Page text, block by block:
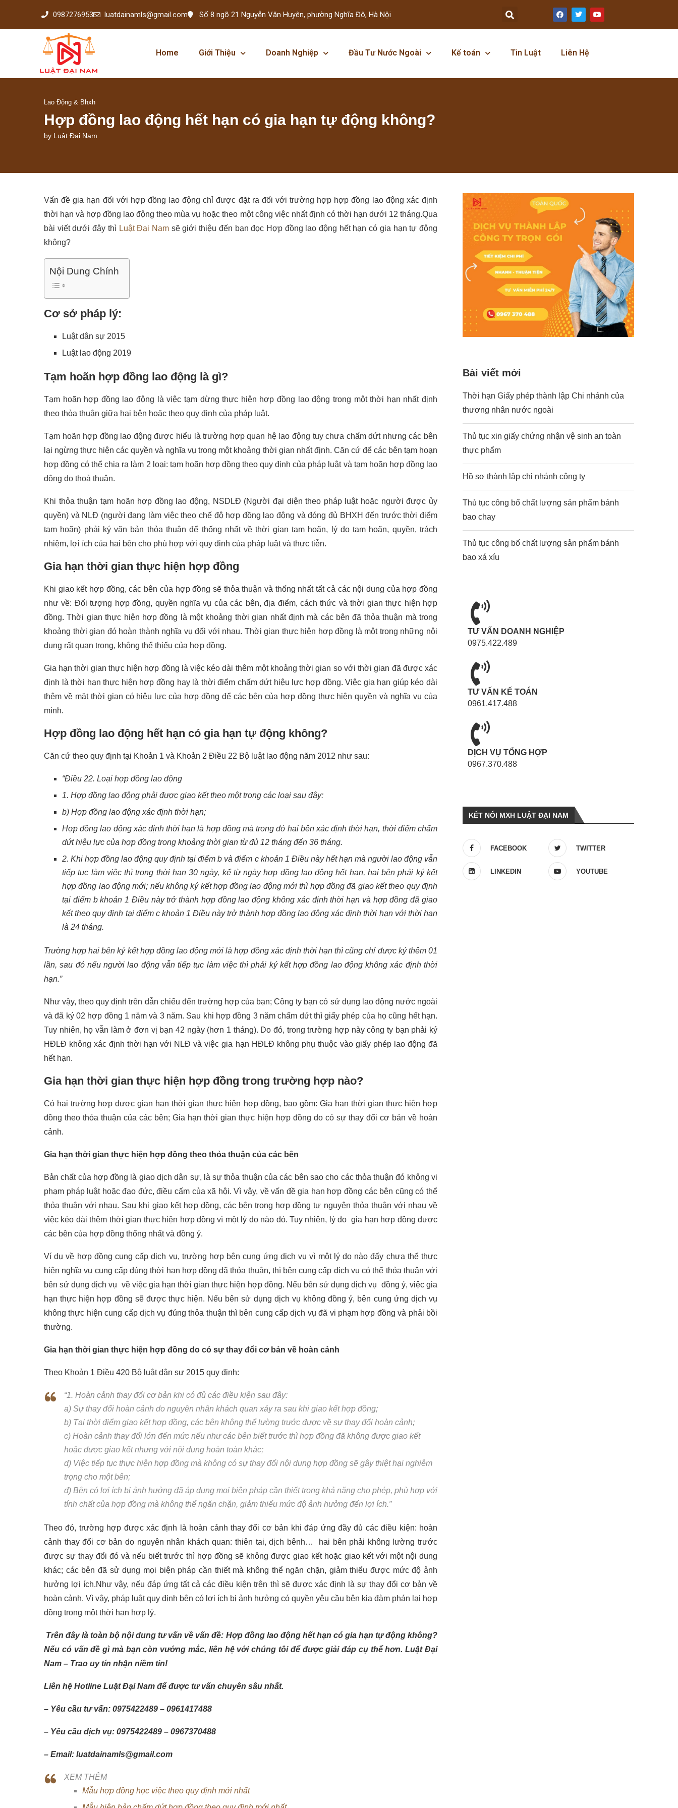
0987276953 luatdainamls@gmail.com Số 8 ngõ 21 Nguyễn Văn Huyên, phường Nghĩa Đô, Hà Nội
Home Giới Thiệu Doanh Nghiệp Đầu Tư Nước Ngoài Kế toán Tin Luật Liên Hệ
Lao Động & Bhxh
Hợp đồng lao động hết hạn có gia hạn tự động không?
by Luật Đại Nam
Vấn đề gia hạn đối với hợp đồng lao động chỉ được đặt ra đối với trường hợp hợp đồng lao động xác định
thời hạn và hợp đồng lao động theo mùa vụ hoặc theo một công việc nhất định có thời hạn dưới 12 tháng.Qua
bài viết dưới đây thì Luật Đại Namsẽ giới thiệu đến bạn đọc Hợp đồng lao động hết hạn có gia hạn tự động
không?
Nội Dung Chính
Cơ sở pháp lý:
Luật dân sự 2015
Luật lao động 2019
Tạm hoãn hợp đồng lao động là gì?
Tạm hoãn hợp đồng lao động là việc tạm dừng thực hiện hợp đồng lao động trong một thời hạn nhất định
theo thỏa thuận giữa hai bên hoặc theo quy định của pháp luật.
Tạm hoãn hợp đồng lao động được hiểu là trường hợp quan hệ lao động tuy chưa chấm dứt nhưng các bên
lại ngừng thực hiện các quyền và nghĩa vụ trong một khoảng thời gian nhất định. Căn cứ để các bên tạm hoạn
hợp đồng có thể chia ra làm 2 loại: tạm hoãn hợp đồng theo quy định của pháp luật và tạm hoãn hợp đồng lao
động do thoả thuận.
Khi thỏa thuận tạm hoãn hợp đồng lao động, NSDLĐ (Người đại diện theo pháp luật hoặc người được ủy
quyền) và NLĐ (người đang làm việc theo chế độ hợp đồng lao động và đóng đủ BHXH đến trước thời điểm
tạm hoãn) phải ký văn bản thỏa thuận để thống nhất về thời gian tạm hoãn, lý do tạm hoãn, quyền, trách
nhiệm, lợi ích của hai bên cho phù hợp với quy định của pháp luật và thực tiễn.
Gia hạn thời gian thực hiện hợp đồng
Khi giao kết hợp đồng, các bên của hợp đồng sẽ thỏa thuận và thống nhất tất cả các nội dung của hợp đồng
như về: Đối tượng hợp đồng, quyền nghĩa vụ của các bên, địa điểm, cách thức và thời gian thực hiện hợp
đồng. Thời gian thực hiện hợp đồng là một khoảng thời gian nhất định mà các bên đã thỏa thuận mà trong
khoảng thời gian đó hoàn thành nghĩa vụ đối với nhau. Thời gian thực hiện hợp đồng là một trong những nội
dung rất quan trọng, không thể thiếu của hợp đồng.
Gia hạn thời gian thực hiện hợp đồng là việc kéo dài thêm một khoảng thời gian so với thời gian đã được xác
định là thời hạn thực hiện hợp đồng hay là thời điểm chấm dứt hiệu lực hợp đồng. Việc gia hạn giúp kéo dài
thêm về mặt thời gian có hiệu lực của hợp đồng để các bên của hợp đồng thực hiện quyền và nghĩa vụ của
mình.
Hợp đồng lao động hết hạn có gia hạn tự động không?
Căn cứ theo quy định tại Khoản 1 và Khoản 2 Điều 22 Bộ luật lao động năm 2012 như sau:
“Điều 22. Loại hợp đồng lao động
1. Hợp đồng lao động phải được giao kết theo một trong các loại sau đây:
b) Hợp đồng lao động xác định thời hạn;
Hợp đồng lao động xác định thời hạn là hợp đồng mà trong đó hai bên xác định thời hạn, thời điểm chấm
dứt hiệu lực của hợp đồng trong khoảng thời gian từ đủ 12 tháng đến 36 tháng.
2. Khi hợp đồng lao động quy định tại điểm b và điểm c khoản 1 Điều này hết hạn mà người lao động vẫn
tiếp tục làm việc thì trong thời hạn 30 ngày, kể từ ngày hợp đồng lao động hết hạn, hai bên phải ký kết
hợp đồng lao động mới; nếu không ký kết hợp đồng lao động mới thì hợp đồng đã giao kết theo quy định
tại điểm b khoản 1 Điều này trở thành hợp đồng lao động không xác định thời hạn và hợp đồng đã giao
kết theo quy định tại điểm c khoản 1 Điều này trở thành hợp đồng lao động xác định thời hạn với thời hạn
là 24 tháng.
Trường hợp hai bên ký kết hợp đồng lao động mới là hợp đồng xác định thời hạn thì cũng chỉ được ký thêm 01
lần, sau đó nếu người lao động vẫn tiếp tục làm việc thì phải ký kết hợp đồng lao động không xác định thời
hạn.”
Như vậy, theo quy định trên dẫn chiếu đến trường hợp của bạn; Công ty bạn có sử dụng lao động nước ngoài
và đã ký 02 hợp đồng 1 năm và 3 năm. Sau khi hợp đồng 3 năm chấm dứt thì giấy phép của họ cũng hết hạn.
Tuy nhiên, họ vẫn làm ở đơn vị bạn 42 ngày (hơn 1 tháng). Do đó, trong trường hợp này công ty bạn phải ký
HĐLĐ không xác định thời hạn với NLĐ và việc gia hạn HĐLĐ không phụ thuộc vào giấy phép lao động đã
hết hạn.
Gia hạn thời gian thực hiện hợp đồng trong trường hợp nào?
Có hai trường hợp được gian hạn thời gian thực hiện hợp đồng, bao gồm: Gia hạn thời gian thực hiện hợp
đồng theo thỏa thuận của các bên; Gia hạn thời gian thực hiện hợp đồng do có sự thay đổi cơ bản về hoàn
cảnh.
Gia hạn thời gian thực hiện hợp đồng theo thỏa thuận của các bên
Bản chất của hợp đồng là giao dịch dân sự, là sự thỏa thuận của các bên sao cho các thỏa thuận đó không vi
phạm pháp luật hoặc đạo đức, điều cấm của xã hội. Vì vậy, về vấn đề gia hạn hợp đồng các bên cũng có thể
thỏa thuận với nhau. Sau khi giao kết hợp đồng, các bên trong hợp đồng tự nguyện thỏa thuận với nhau về
việc kéo dài thêm thời gian thực hiện hợp đồng vì một lý do nào đó. Tuy nhiên, lý do gia hạn hợp đồng được
các bên của hợp đồng thống nhất và đồng ý.
Ví dụ về hợp đồng cung cấp dịch vụ, trường hợp bên cung ứng dịch vụ vì một lý do nào đấy chưa thể thực
hiện nghĩa vụ cung cấp đúng thời hạn hợp đồng đã thỏa thuận, thì bên cung cấp dịch vụ có thể thỏa thuận với
bên sử dụng dịch vụ về việc gia hạn thời gian thực hiện hợp đồng. Nếu bên sử dụng dịch vụ đồng ý, việc gia
hạn thực hiện hợp đồng sẽ được thực hiện. Nếu bên sử dụng dịch vụ không đồng ý, bên cung ứng dịch vụ
không thực hiện cung cấp dịch vụ đúng thỏa thuận thì bên cung cấp dịch vụ đã vi phạm hợp đồng và phải bồi
thường.
Gia hạn thời gian thực hiện hợp đồng do có sự thay đổi cơ bản về hoàn cảnh
Theo Khoản 1 Điều 420 Bộ luật dân sự 2015 quy định:
“1. Hoàn cảnh thay đổi cơ bản khi có đủ các điều kiện sau đây:
a) Sự thay đổi hoàn cảnh do nguyên nhân khách quan xảy ra sau khi giao kết hợp đồng;
b) Tại thời điểm giao kết hợp đồng, các bên không thể lường trước được về sự thay đổi hoàn cảnh;
c) Hoàn cảnh thay đổi lớn đến mức nếu như các bên biết trước thì hợp đồng đã không được giao kết
hoặc được giao kết nhưng với nội dung hoàn toàn khác;
d) Việc tiếp tục thực hiện hợp đồng mà không có sự thay đổi nội dung hợp đồng sẽ gây thiệt hại nghiêm
trọng cho một bên;
đ) Bên có lợi ích bị ảnh hưởng đã áp dụng mọi biện pháp cần thiết trong khả năng cho phép, phù hợp với
tính chất của hợp đồng mà không thể ngăn chặn, giảm thiểu mức độ ảnh hưởng đến lợi ích.”
Theo đó, trường hợp được xác định là hoàn cảnh thay đổi cơ bản khi đáp ứng đầy đủ các điều kiện: hoàn
cảnh thay đổi cơ bản do nguyên nhân khách quan: thiên tai, dịch bênh… hai bên phải không lường trước
được sự thay đổi đó và nếu biết trước thì hợp đồng sẽ không được giao kết hoặc giao kết với một nội dung
khác; các bên đã sử dụng mọi biện pháp cần thiết mà không thể ngăn chặn, giảm thiểu được mức độ ảnh
hưởng lợi ích.Như vậy, nếu đáp ứng tất cả các điều kiện trên thì sẽ được xác định là sự thay đổi cơ bản về
hoàn cảnh. Vì vậy, pháp luật quy định bên có lợi ích bị ảnh hưởng có quyền yêu cầu bên kia đàm phán lại hợp
đồng trong một thời hạn hợp lý.
Trên đây là toàn bộ nội dung tư vấn về vấn đề: Hợp đồng lao động hết hạn có gia hạn tự động không?
Nếu có vấn đề gì mà bạn còn vướng mắc, liên hệ với chúng tôi để được giải đáp cụ thể hơn. Luật Đại
Nam – Trao uy tín nhận niềm tin!
Liên hệ Hotline Luật Đại Nam để được tư vấn chuyên sâu nhất.
– Yêu cầu tư vấn: 0975422489 – 0961417488
– Yêu cầu dịch vụ: 0975422489 – 0967370488
– Email: luatdainamls@gmail.com
XEM THÊM
Mẫu hợp đồng học việc theo quy định mới nhất
Bài viết mới
Thời hạn Giấy phép thành lập Chi nhánh của
thương nhân nước ngoài
Thủ tục xin giấy chứng nhận vệ sinh an toàn
thực phẩm
Hồ sơ thành lập chi nhánh công ty
Thủ tục công bố chất lượng sản phẩm bánh
bao chay
Thủ tục công bố chất lượng sản phẩm bánh
bao xá xíu
TƯ VẤN DOANH NGHIỆP
0975.422.489
TƯ VẤN KẾ TOÁN
0961.417.488
DỊCH VỤ TỔNG HỢP
0967.370.488
KẾT NỐI MXH LUẬT ĐẠI NAM
FACEBOOK TWITTER
LINKEDIN YOUTUBE